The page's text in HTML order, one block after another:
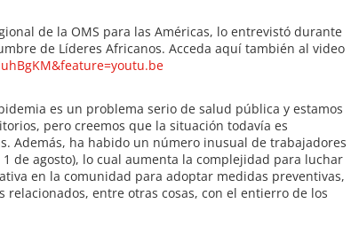
de la OMS para las Américas, lo entrevistó durante
de Líderes Africanos. Acceda aquí también al video
es un problema serio de salud pública y estamos
pero creemos que la situación todavía es
Además, ha habido un número inusual de trabajadores
de agosto), lo cual aumenta la complejidad para luchar
en la comunidad para adoptar medidas preventivas,
entre otras cosas, con el entierro de los